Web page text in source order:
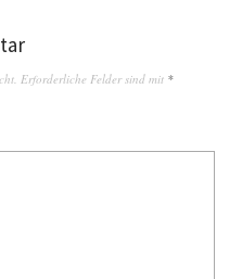
Erforderliche Felder sind mit *